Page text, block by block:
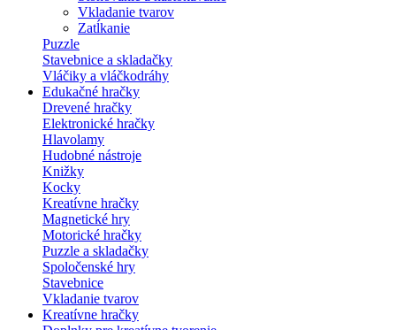
Vkladanie tvarov
Zatĺkanie
Puzzle
Stavebnice a skladačky
Vláčiky a vláčkodráhy
Edukačné hračky
Drevené hračky
Elektronické hračky
Hlavolamy
Hudobné nástroje
Knižky
Kocky
Kreatívne hračky
Magnetické hry
Motorické hračky
Puzzle a skladačky
Spoločenské hry
Stavebnice
Vkladanie tvarov
Kreatívne hračky